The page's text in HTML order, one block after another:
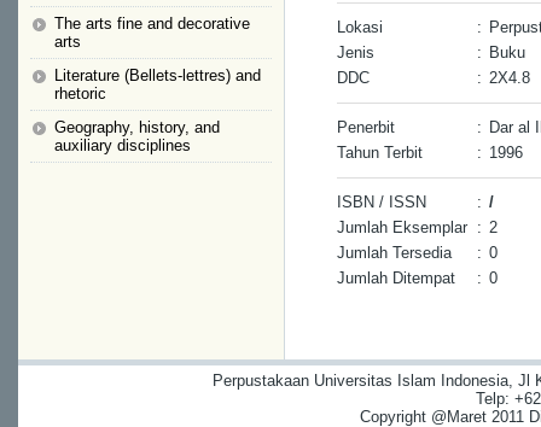
The arts fine and decorative
arts
Literature (Bellets-lettres) and
rhetoric
Geography, history, and
auxiliary disciplines
Lokasi :
Jenis
: Buku
DDC
: 2X4.8
Penerbit : Dar al
Tahun Terbit
: 1996
ISBN / ISSN : /
Jumlah Eksemplar : 2
Jumlah Tersedia
: 0
Jumlah Ditempat
: 0
Perpustakaan Universitas Islam Indonesia, Jl
Telp:
Copyright @Maret 2011